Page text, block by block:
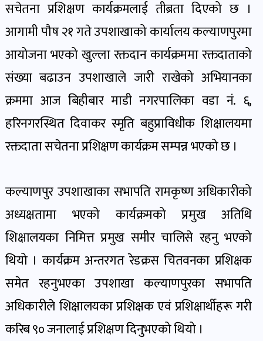
र
पोष्ट
पर्यटन
खबर
पोष्ट
पोष्ट
बिपद-
जोखिम
पोष्ट
खेल
र
सचेतना प्रशिक्षण कार्यक्रमलाई तीब्रता दिएको छ ।
आगामी पौष २१ गते उपशाखाको कार्यालय कल्याणपुरमा
आयोजना भएको खुल्ला रक्तदान कार्यक्रममा रक्तदाताको
संख्या बढाउन उपशाखाले जारी राखेको अभियानका
क्रममा आज बिहीबार माडी नगरपालिका वडा नं. ६,
हरिनगरस्थित दिवाकर स्मृति बहुप्राविधीक शिक्षालयमा
रक्तदाता सचेतना प्रशिक्षण कार्यक्रम सम्पन्न भएको छ ।
कल्याणपुर उपशाखाका सभापति रामकृष्ण अधिकारीको
अध्यक्षतामा भएको कार्यक्रमको प्रमुख अतिथि
शिक्षालयका निमित्त प्रमुख समीर चालिसे रहनु भएको
थियो । कार्यक्रम अन्तरगत रेडक्रस चितवनका प्रशिक्षक
समेत रहनुभएका उपशाखा कल्याणपुरका सभापति
अधिकारीले शिक्षालयका प्रशिक्षक एवं प्रशिक्षार्थीहरू गरी
करिब ९० जनालाई प्रशिक्षण दिनुभएको थियो ।